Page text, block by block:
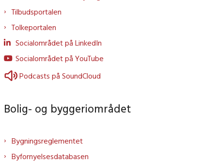
Tilbudsportalen
Tolkeportalen
Socialområdet på LinkedIn
Socialområdet på YouTube
Podcasts på SoundCloud
Bolig- og byggeriområdet
Bygningsreglementet
Byfornyelsesdatabasen